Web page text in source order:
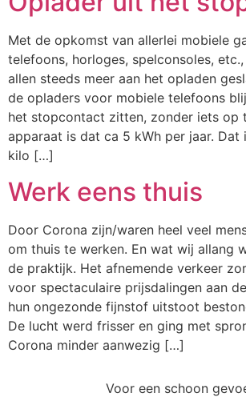
Met de opkomst van allerlei mobiele
telefoons, horloges, spelconsoles, etc.,
allen steeds meer aan het opladen
de opladers voor mobiele telefoons
het stopcontact zitten, zonder iets op
apparaat is dat ca 5 kWh per jaar. Dat
kilo […]
Werk eens thuis
Door Corona zijn/waren heel veel
om thuis te werken. En wat wij allang
de praktijk. Het afnemende verkeer
voor spectaculaire prijsdalingen aan
hun ongezonde fijnstof uitstoot
De lucht werd frisser en ging met
Corona minder aanwezig […]
Voor een schoon